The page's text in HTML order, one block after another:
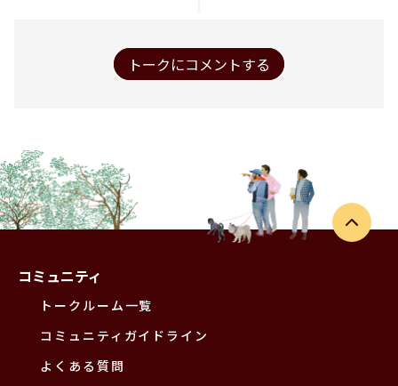
トークにコメントする
コミュニティ
トークルーム一覧
コミュニティガイドライン
よくある質問